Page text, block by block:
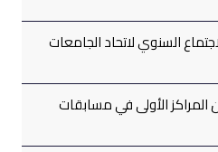
السنوي لاتحاد الجامعات
الأولى في مسابقات